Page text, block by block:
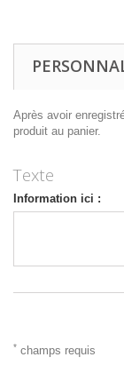
Après avoir
produit au panier.
Texte
Information ici :
* champs requis